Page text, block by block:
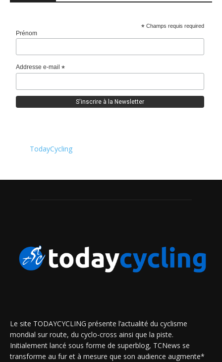
* Champs requis required
Prénom
Addresse e-mail*
TodayCycling
Le site TODAYCYCLING présente l’actualité du cyclisme
mondial sur route, du cyclo-cross ainsi que la piste.
Initialement lancé sous forme de superblog, TCNews se
transforme au fur et à mesure que son audience augmente*